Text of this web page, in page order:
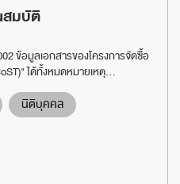
มบัติ
ข้อมูลเอกสารของโครงการจัดซื้อ
ได้ทั้งหมดหมายเหตุ...
นิติบุคคล